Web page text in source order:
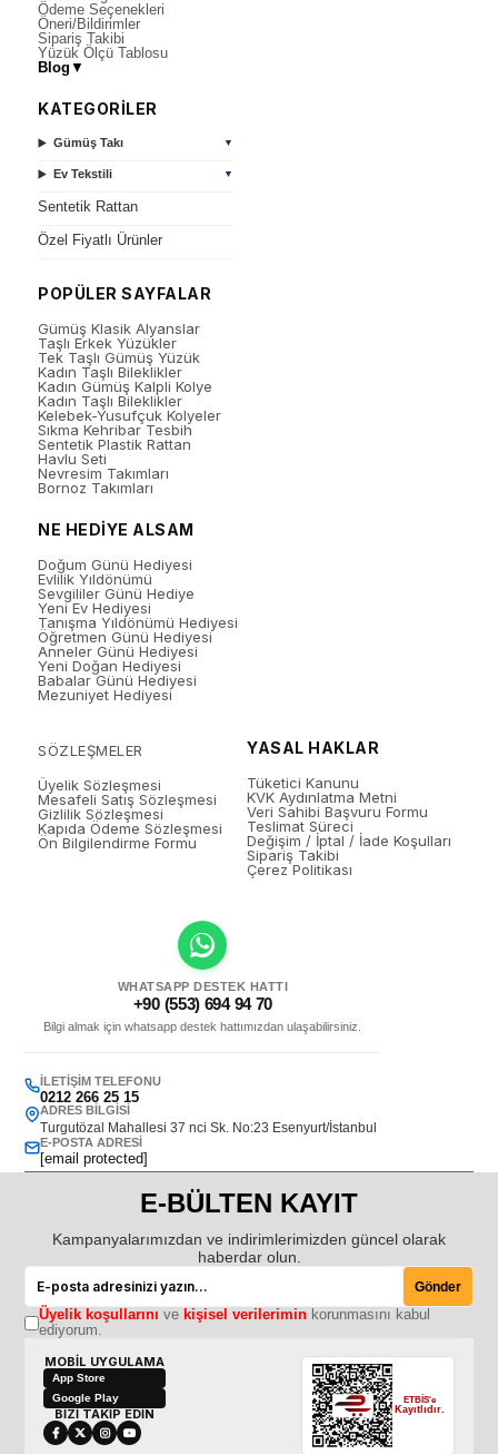
Ödeme Seçenekleri
Öneri/Bildirimler
Sipariş Takibi
Yüzük Ölçü Tablosu
Blog ▼
KATEGORİLER
Gümüş Takı ▼
Ev Tekstili ▼
Sentetik Rattan
Özel Fiyatlı Ürünler
POPÜLER SAYFALAR
Gümüş Klasik Alyanslar
Taşlı Erkek Yüzükler
Tek Taşlı Gümüş Yüzük
Kadın Taşlı Bileklikler
Kadın Gümüş Kalpli Kolye
Kadın Taşlı Bileklikler
Kelebek-Yusufçuk Kolyeler
Sıkma Kehribar Tesbih
Sentetik Plastik Rattan
Havlu Seti
Nevresim Takımları
Bornoz Takımları
NE HEDİYE ALSAM
Doğum Günü Hediyesi
Evlilik Yıldönümü
Sevgililer Günü Hediye
Yeni Ev Hediyesi
Tanışma Yıldönümü Hediyesi
Öğretmen Günü Hediyesi
Anneler Günü Hediyesi
Yeni Doğan Hediyesi
Babalar Günü Hediyesi
Mezuniyet Hediyesi
SÖZLEŞMELER
Üyelik Sözleşmesi
Mesafeli Satış Sözleşmesi
Gizlilik Sözleşmesi
Kapıda Ödeme Sözleşmesi
Ön Bilgilendirme Formu
YASAL HAKLAR
Tüketici Kanunu
KVK Aydınlatma Metni
Veri Sahibi Başvuru Formu
Teslimat Süreci
Değişim / İptal / İade Koşulları
Sipariş Takibi
Çerez Politikası
WHATSAPP DESTEK HATTI
+90 (553) 694 94 70
Bilgi almak için whatsapp destek hattımızdan ulaşabilirsiniz.
İLETIŞIM TELEFONU
0212 266 25 15
ADRES BILGISI
Turgutözal Mahallesi 37 nci Sk. No:23 Esenyurt/İstanbul
E-POSTA ADRESI
[email protected]
E-BÜLTEN KAYIT
Kampanyalarımızdan ve indirimlerimizden güncel olarak
haberdar olun.
Gönder
Üyelik koşullarını ve kişisel verileriminkorunmasını kabul
ediyorum.
MOBİL UYGULAMA
App Store
Google Play
BİZİ TAKİP EDİN
ETBİS'e
Kayıtlıdır.